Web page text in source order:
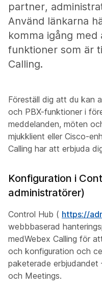
partner,
Använd länkarna
komma igång med
funktioner som är
Calling.
Föreställ dig att du kan
och PBX-funktioner i
meddelanden, möten
mjukklient eller Cisco-
Calling har att erbjuda
Konfiguration i
administratörer)
Control Hub ( https://
webbbaserad
medWebex Calling för
och konfiguration och
paketerade erbjudandet
och Meetings.